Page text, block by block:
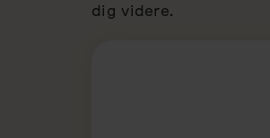
dig videre.